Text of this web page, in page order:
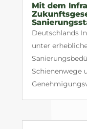
Mit dem
Deutschlands
unter
Schienenwege